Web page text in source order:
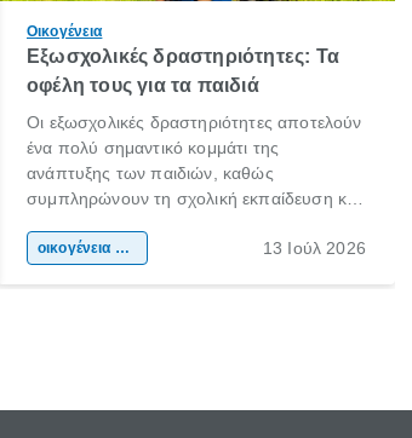
Οικογένεια
Εξωσχολικές δραστηριότητες: Τα
οφέλη τους για τα παιδιά
Οι εξωσχολικές δραστηριότητες αποτελούν
ένα πολύ σημαντικό κομμάτι της
ανάπτυξης των παιδιών, καθώς
συμπληρώνουν τη σχολική εκπαίδευση και
της προσωπικότητας, της κοινωνικότητας
οικογένεια & παιδί 13 Ιούλ 2026